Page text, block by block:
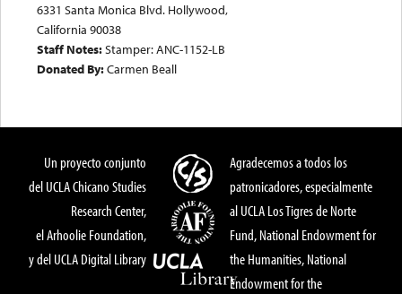
6331 Santa Monica Blvd. Hollywood,
California 90038
Staff Notes:Stamper: ANC-1152-LB
Donated By:Carmen Beall
Un proyecto conjunto
del UCLA Chicano Studies
Research Center,
el Arhoolie Foundation,
y del UCLA Digital Library
Agradecemos a todos los
patronicadores, especialmente
al UCLA Los Tigres de Norte
Fund, National Endowment for
the Humanities, National
Endowment for the